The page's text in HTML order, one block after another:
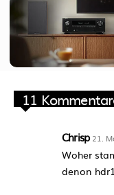
11
Chrisp 21.
Woher
denon